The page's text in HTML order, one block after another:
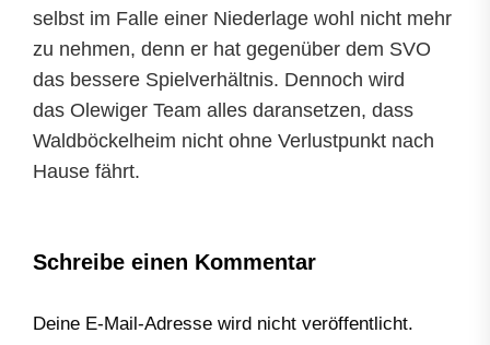
selbst im Falle einer Niederlage wohl nicht mehr
zu nehmen, denn er hat gegenüber dem SVO
das bessere Spielverhältnis. Dennoch wird
das Olewiger Team alles daransetzen, dass
Waldböckelheim nicht ohne Verlustpunkt nach
Hause fährt.
Schreibe einen Kommentar
Deine E-Mail-Adresse wird nicht veröffentlicht.